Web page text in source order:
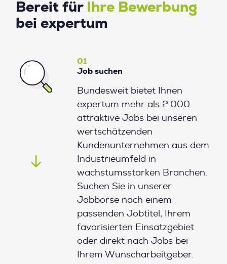
Bereit für
Ihre Bewerbung
bei expertum
01
Job suchen
Bundesweit bietet Ihnen
expertum mehr als 2.000
attraktive Jobs bei unseren
wertschätzenden
Kundenunternehmen aus dem
Industrieumfeld in
wachstumsstarken Branchen.
Suchen Sie in unserer
Jobbörse nach einem
passenden Jobtitel, Ihrem
favorisierten Einsatzgebiet
oder direkt nach Jobs bei
Ihrem Wunscharbeitgeber.